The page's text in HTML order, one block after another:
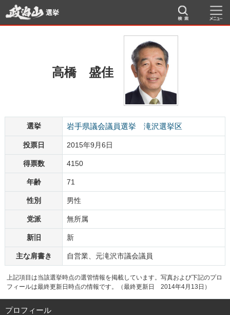
選挙
高橋 盛佳
選挙 岩手県議会議員選挙 滝沢選挙区
投票日 2015年9月6日
得票数 4150
年齢 71
性別 男性
党派 無所属
新旧 新
主な肩書き 自営業、元滝沢市議会議員
上記項目は当該選挙時点の選管情報を掲載しています。写真および下記のプロ
フィールは最終更新日時点の情報です。（最終更新日 2014年4月13日）
プロフィール